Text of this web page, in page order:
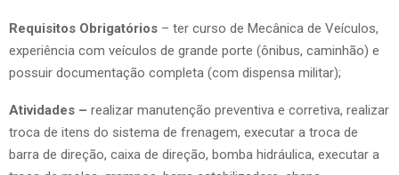
Requisitos Obrigatórios – ter curso de Mecânica de Veículos,
experiência com veículos de grande porte (ônibus, caminhão) e
possuir documentação completa (com dispensa militar);
Atividades – realizar manutenção preventiva e corretiva, realizar
troca de itens do sistema de frenagem, executar a troca de
barra de direção, caixa de direção, bomba hidráulica, executar a